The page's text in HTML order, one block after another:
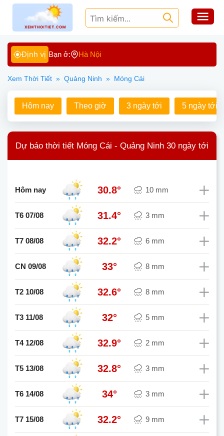
Định vị Bạn ở: Hà Nội
Xem Thời Tiết » Quảng Ninh » Móng Cái
Hôm nay Theo giờ 3 ngày tới 5 ngày tới
Dự báo thời tiết Móng Cái - Quảng Ninh 30 ngày tới
Hôm nay 30.8° 10 mm
T6 07/08 31.4° 3 mm
T7 08/08 32.2° 6 mm
CN 09/08 33° 8 mm
T2 10/08 32.6° 8 mm
T3 11/08 32° 5 mm
T4 12/08 32.9° 2 mm
T5 13/08 32.8° 3 mm
T6 14/08 34° 3 mm
T7 15/08 32.2° 9 mm